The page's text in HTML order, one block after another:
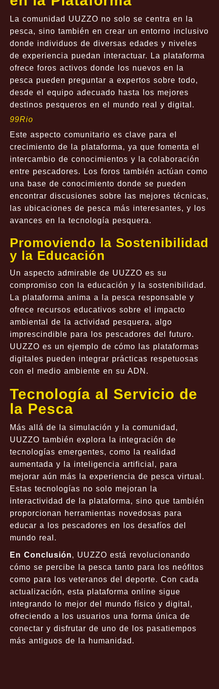
La comunidad UUZZO no solo se centra en la
pesca, sino también en crear un entorno inclusivo
donde individuos de diversas edades y niveles
de experiencia puedan interactuar. La plataforma
ofrece foros activos donde los nuevos en la
pesca pueden preguntar a expertos sobre todo,
desde el equipo adecuado hasta los mejores
destinos pesqueros en el mundo real y digital.
99Rio
Este aspecto comunitario es clave para el
crecimiento de la plataforma, ya que fomenta el
intercambio de conocimientos y la colaboración
entre pescadores. Los foros también actúan como
una base de conocimiento donde se pueden
encontrar discusiones sobre las mejores técnicas,
las ubicaciones de pesca más interesantes, y los
avances en la tecnología pesquera.
Promoviendo la Sostenibilidad
y la Educación
Un aspecto admirable de UUZZO es su
compromiso con la educación y la sostenibilidad.
La plataforma anima a la pesca responsable y
ofrece recursos educativos sobre el impacto
ambiental de la actividad pesquera, algo
imprescindible para los pescadores del futuro.
UUZZO es un ejemplo de cómo las plataformas
digitales pueden integrar prácticas respetuosas
con el medio ambiente en su ADN.
Tecnología al Servicio de
la Pesca
Más allá de la simulación y la comunidad,
UUZZO también explora la integración de
tecnologías emergentes, como la realidad
aumentada y la inteligencia artificial, para
mejorar aún más la experiencia de pesca virtual.
Estas tecnologías no solo mejoran la
interactividad de la plataforma, sino que también
proporcionan herramientas novedosas para
educar a los pescadores en los desafíos del
mundo real.
En Conclusión, UUZZO está revolucionando
cómo se percibe la pesca tanto para los neófitos
como para los veteranos del deporte. Con cada
actualización, esta plataforma online sigue
integrando lo mejor del mundo físico y digital,
ofreciendo a los usuarios una forma única de
conectar y disfrutar de uno de los pasatiempos
más antiguos de la humanidad.